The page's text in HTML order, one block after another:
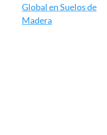
Global en Suelos de
Madera